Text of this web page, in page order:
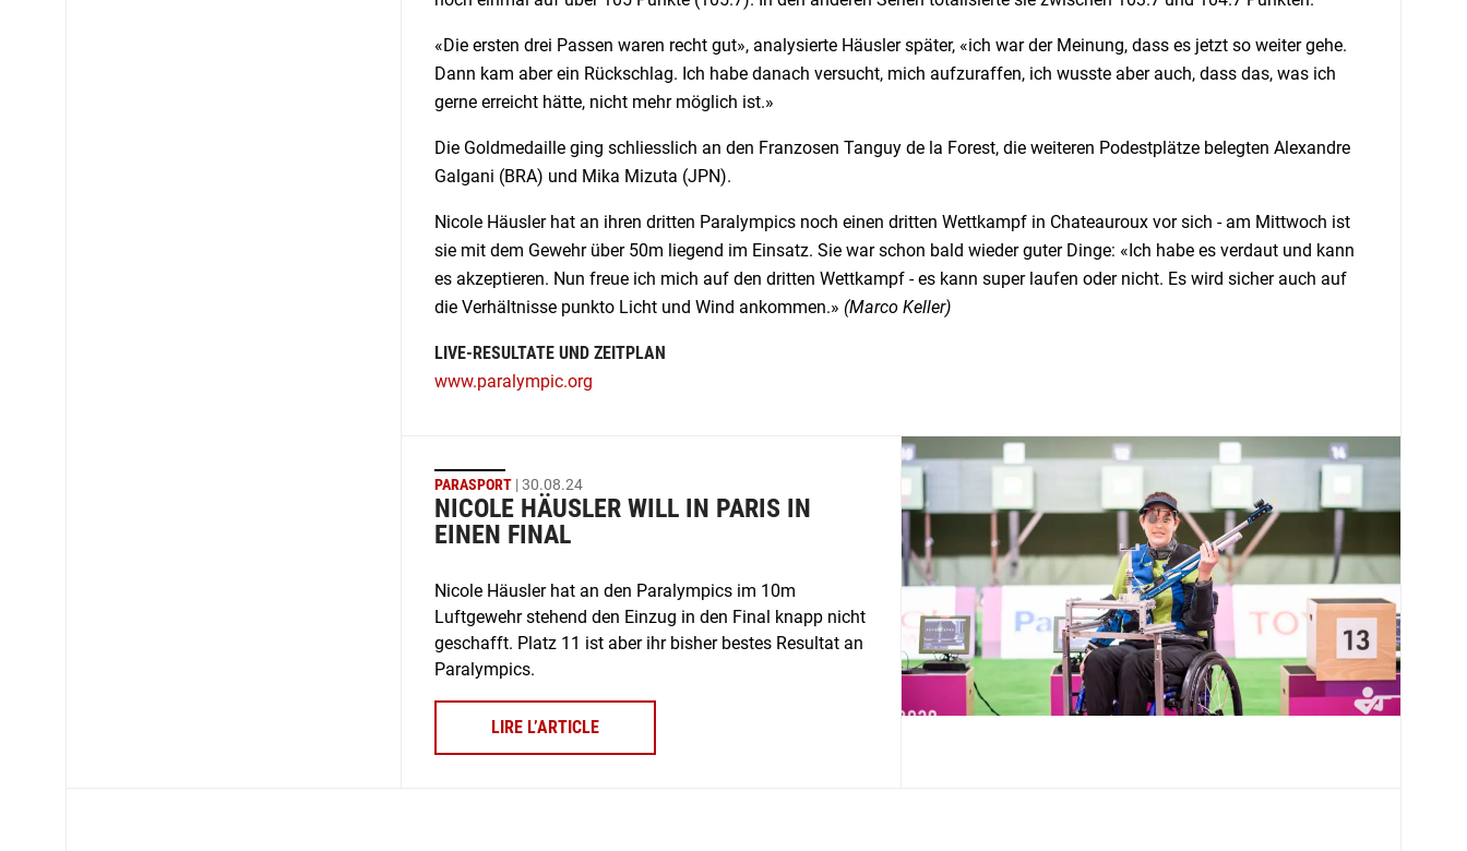
«Die ersten drei Passen waren recht gut», analysierte Häusler später, «ich war der Meinung, dass es jetzt so weiter gehe.
Dann kam aber ein Rückschlag. Ich habe danach versucht, mich aufzuraffen, ich wusste aber auch, dass das, was ich
gerne erreicht hätte, nicht mehr möglich ist.»
Die Goldmedaille ging schliesslich an den Franzosen Tanguy de la Forest, die weiteren Podestplätze belegten Alexandre
Galgani (BRA) und Mika Mizuta (JPN).
Nicole Häusler hat an ihren dritten Paralympics noch einen dritten Wettkampf in Chateauroux vor sich - am Mittwoch ist
sie mit dem Gewehr über 50m liegend im Einsatz. Sie war schon bald wieder guter Dinge: «Ich habe es verdaut und kann
es akzeptieren. Nun freue ich mich auf den dritten Wettkampf - es kann super laufen oder nicht. Es wird sicher auch auf
die Verhältnisse punkto Licht und Wind ankommen.» (Marco Keller)
LIVE-RESULTATE UND ZEITPLAN
www.paralympic.org
PARASPORT | 30.08.24
NICOLE HÄUSLER WILL IN PARIS IN
EINEN FINAL
Nicole Häusler hat an den Paralympics im 10m
Luftgewehr stehend den Einzug in den Final knapp nicht
geschafft. Platz 11 ist aber ihr bisher bestes Resultat an
Paralympics.
LIRE L’ARTICLE